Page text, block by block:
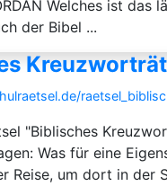
Welches ist das
der Bibel ...
"Biblisches
Was für eine
Reise, um dort in der